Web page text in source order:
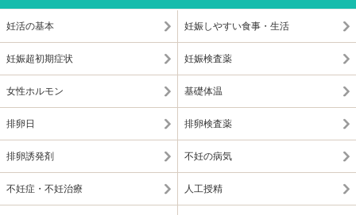
妊活の基本 妊娠しやすい食事・生活
妊娠超初期症状 妊娠検査薬
女性ホルモン 基礎体温
排卵日 排卵検査薬
排卵誘発剤 不妊の病気
不妊症・不妊治療 人工授精